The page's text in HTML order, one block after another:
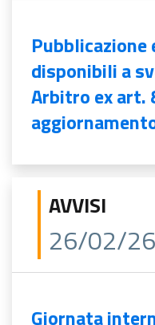
disponibili a
Arbitro ex art.
AVVISI
26/02/26
Giornata